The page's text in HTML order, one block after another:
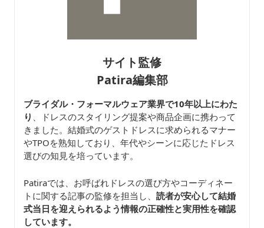
サイト監修
Patira編集部
ブライダル・フォーマルウェア業界で10年以上にわた
り
、ドレスのスタイリング提案や商品企画に携わって
きました。結婚式のゲストドレスに求められるマナー
やTPOを熟知しており、年代やシーンに応じたドレス
選びの知見を培っています。
Patiraでは、お呼ばれドレスの選び方やコーディネー
トに関する記事の監修を担当し、 読者が安心して結婚
式当日を迎えられるよう情報の正確性と実用性を確認
しています。